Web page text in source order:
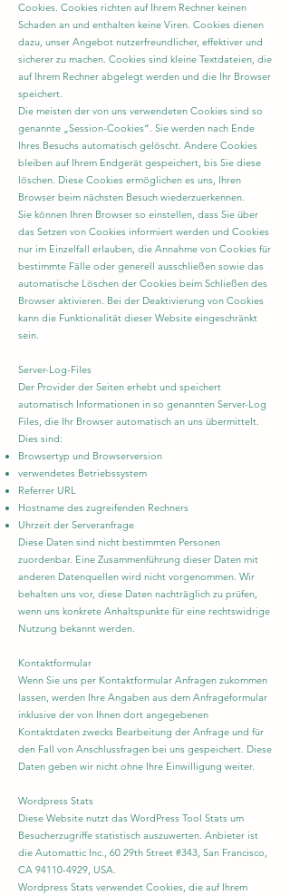
Cookies. Cookies richten auf Ihrem Rechner keinen
Schaden an und enthalten keine Viren. Cookies dienen
dazu, unser Angebot nutzerfreundlicher, effektiver und
sicherer zu machen. Cookies sind kleine Textdateien, die
auf Ihrem Rechner abgelegt werden und die Ihr Browser
speichert.
Die meisten der von uns verwendeten Cookies sind so
genannte „Session-Cookies“. Sie werden nach Ende
Ihres Besuchs automatisch gelöscht. Andere Cookies
bleiben auf Ihrem Endgerät gespeichert, bis Sie diese
löschen. Diese Cookies ermöglichen es uns, Ihren
Browser beim nächsten Besuch wiederzuerkennen.
Sie können Ihren Browser so einstellen, dass Sie über
das Setzen von Cookies informiert werden und Cookies
nur im Einzelfall erlauben, die Annahme von Cookies für
bestimmte Fälle oder generell ausschließen sowie das
automatische Löschen der Cookies beim Schließen des
Browser aktivieren. Bei der Deaktivierung von Cookies
kann die Funktionalität dieser Website eingeschränkt
sein.
Server-Log-Files
Der Provider der Seiten erhebt und speichert
automatisch Informationen in so genannten Server-Log
Files, die Ihr Browser automatisch an uns übermittelt.
Dies sind:
Browsertyp und Browserversion
verwendetes Betriebssystem
Referrer URL
Hostname des zugreifenden Rechners
Uhrzeit der Serveranfrage
Diese Daten sind nicht bestimmten Personen
zuordenbar. Eine Zusammenführung dieser Daten mit
anderen Datenquellen wird nicht vorgenommen. Wir
behalten uns vor, diese Daten nachträglich zu prüfen,
wenn uns konkrete Anhaltspunkte für eine rechtswidrige
Nutzung bekannt werden.
Kontaktformular
Wenn Sie uns per Kontaktformular Anfragen zukommen
lassen, werden Ihre Angaben aus dem Anfrageformular
inklusive der von Ihnen dort angegebenen
Kontaktdaten zwecks Bearbeitung der Anfrage und für
den Fall von Anschlussfragen bei uns gespeichert. Diese
Daten geben wir nicht ohne Ihre Einwilligung weiter.
Wordpress Stats
Diese Website nutzt das WordPress Tool Stats um
Besucherzugriffe statistisch auszuwerten. Anbieter ist
die Automattic Inc., 60 29th Street #343, San Francisco,
CA 94110-4929, USA.
Wordpress Stats verwendet Cookies, die auf Ihrem